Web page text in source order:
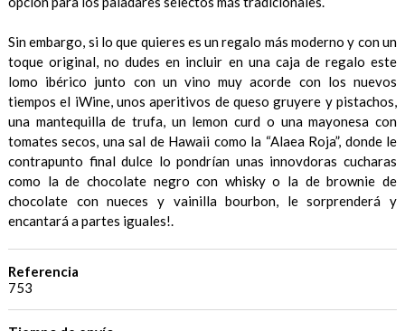
Sin embargo, si lo que quieres es un regalo más moderno y con un
toque original, no dudes en incluir en una caja de regalo este
lomo ibérico junto con un vino muy acorde con los nuevos
tiempos el iWine, unos aperitivos de queso gruyere y pistachos,
una mantequilla de trufa, un lemon curd o una mayonesa con
tomates secos, una sal de Hawaii como la “Alaea Roja”, donde le
contrapunto final dulce lo pondrían unas innovdoras cucharas
como la de chocolate negro con whisky o la de brownie de
chocolate con nueces y vainilla bourbon, le sorprenderá y
encantará a partes iguales!.
Referencia
753